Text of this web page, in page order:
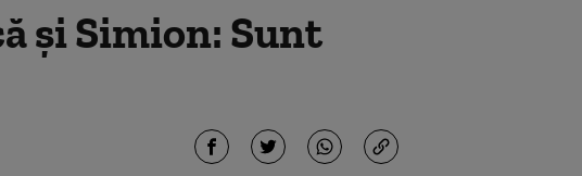
și Simion: Sunt